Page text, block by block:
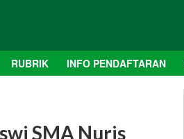
RUBRIK INFO PENDAFTARAN
SMA Nuris